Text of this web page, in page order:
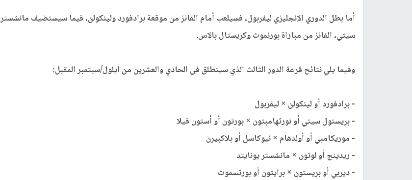
أما بطل الدوري الإنجليزي ليفربول، فسيلعب أمام الفائز من موقعة برادفورد ولينكولن، فيما سيستضيف مانشستر
سيتي، الفائز من مباراة بورنموث وكريستال بالاس.
وفيما يلي نتائح قرعة الدور الثالث الذي سينطلق في الحادي والعشرين من أيلول/سبتمبر المقبل:
- برادفورد أو لينكولن × ليفربول
- بريستول سيتي أو نورثهامبتون × بورتون أو أستون فيلا
- موريكامبي أو أولدهام × نيوكاسل أو بلاكبيرن
- ريدينج أو لوتون × مانشستر يونايتد
- ديربي أو بريستون × برايتون أو بورتسموث